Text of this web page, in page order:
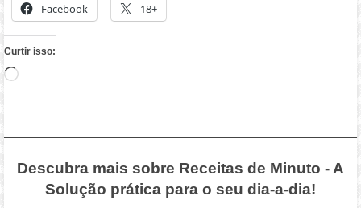
Facebook 18+
Curtir isso:
Carregando...
Descubra mais sobre Receitas de Minuto - A
Solução prática para o seu dia-a-dia!